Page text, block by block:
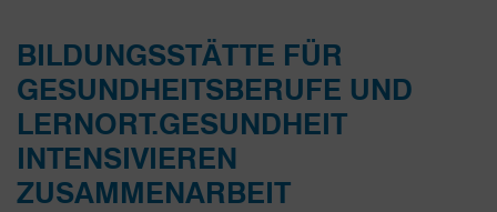
BILDUNGSSTÄTTE FÜR
GESUNDHEITSBERUFE UND
LERNORT.GESUNDHEIT
INTENSIVIEREN
ZUSAMMENARBEIT